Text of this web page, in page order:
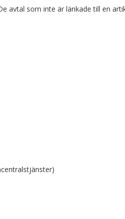
avtal som inte är länkade till en